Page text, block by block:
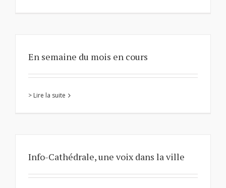
En semaine du mois en cours
> Lire la suite
Info-Cathédrale, une voix dans la ville